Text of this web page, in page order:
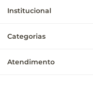
Institucional
Categorias
Atendimento